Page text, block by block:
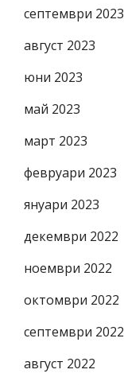
септември 2023
август 2023
юни 2023
май 2023
март 2023
февруари 2023
януари 2023
декември 2022
ноември 2022
октомври 2022
септември 2022
август 2022